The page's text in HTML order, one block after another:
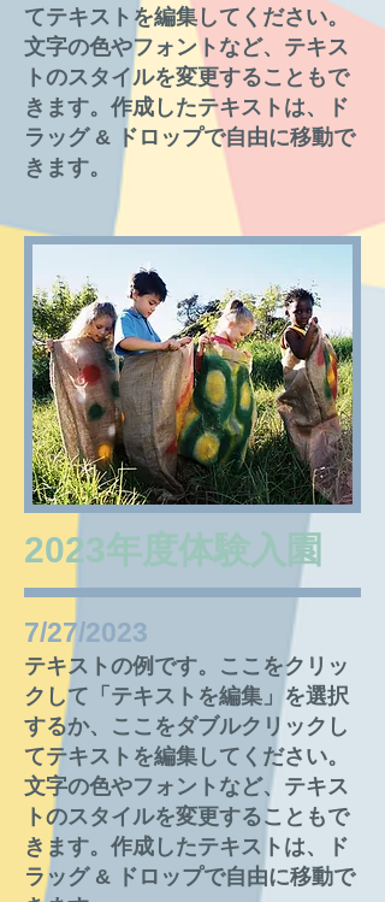
てテキストを編集してください。
文字の色やフォントなど、テキス
トのスタイルを変更することもで
きます。作成したテキストは、ド
ラッグ & ドロップで自由に移動で
きます。
2023年度​体験入園
7/27/2023​
テキストの例です。ここをクリッ
クして「テキストを編集」を選択
するか、ここをダブルクリックし
てテキストを編集してください。
文字の色やフォントなど、テキス
トのスタイルを変更することもで
きます。作成したテキストは、ド
ラッグ & ドロップで自由に移動で